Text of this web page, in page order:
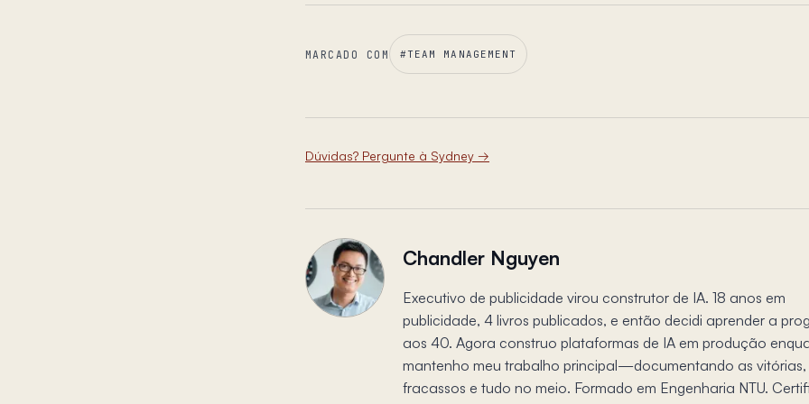
MARCADO COM #TEAM MANAGEMENT
Dúvidas? Pergunte à Sydney →
Chandler Nguyen
Executivo de publicidade virou construtor de IA. 18 anos em
publicidade, 4 livros publicados, e então decidi aprender a
aos 40. Agora construo plataformas de IA em produção
mantenho meu trabalho principal—documentando as vitórias,
fracassos e tudo no meio. Formado em Engenharia NTU.